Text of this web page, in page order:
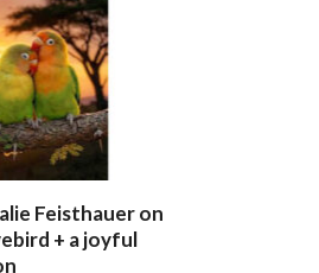
Feisthauer on
+ a joyful